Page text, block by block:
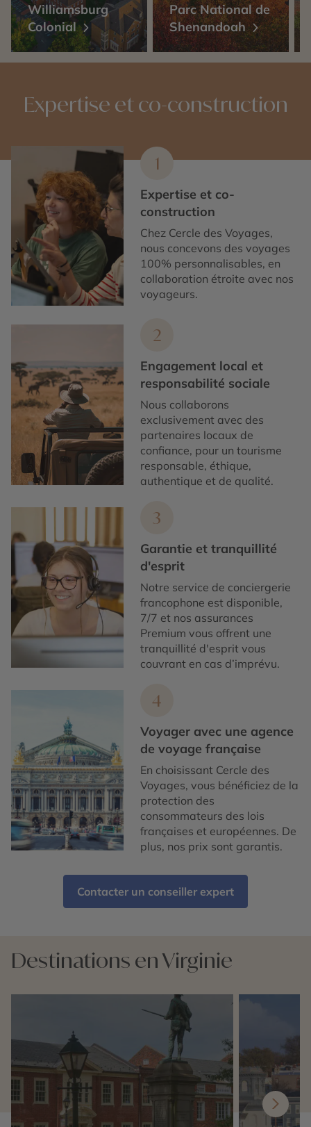
Williamsburg
Colonial
Parc National de
Shenandoah
Expertise et co-construction
1
Expertise et co-
construction
Chez Cercle des Voyages,
nous concevons des voyages
100% personnalisables, en
collaboration étroite avec nos
voyageurs.
2
Engagement local et
responsabilité sociale
Nous collaborons
exclusivement avec des
partenaires locaux de
confiance, pour un tourisme
responsable, éthique,
authentique et de qualité.
3
Garantie et tranquillité
d'esprit
Notre service de conciergerie
francophone est disponible,
7/7 et nos assurances
Premium vous offrent une
tranquillité d'esprit vous
couvrant en cas d’imprévu.
4
Voyager avec une agence
de voyage française
En choisissant Cercle des
Voyages, vous bénéficiez de la
protection des
consommateurs des lois
françaises et européennes. De
plus, nos prix sont garantis.
Contacter un conseiller expert
Destinations en Virginie